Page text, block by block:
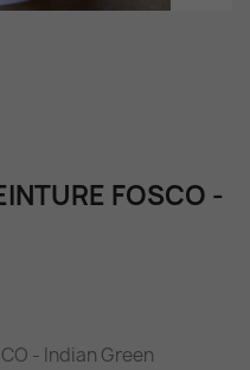
FOSCO -
- Indian Green